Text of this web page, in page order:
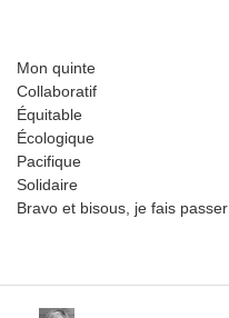
Mon quinte
Collaboratif
Équitable
Écologique
Pacifique
Solidaire
Bravo et bisous, je fais passer